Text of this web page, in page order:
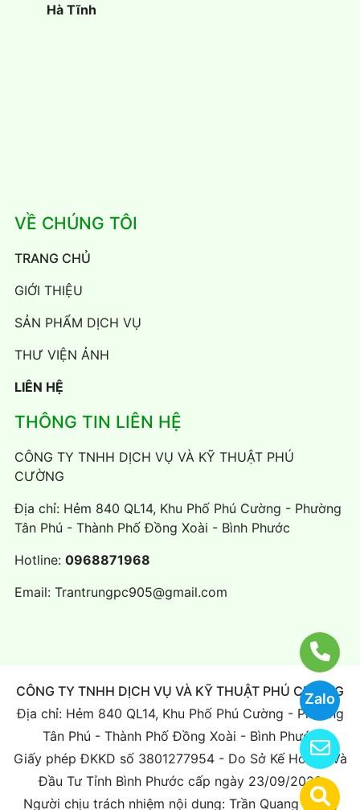
Zalo
Hà Tĩnh
VỀ CHÚNG TÔI
TRANG CHỦ
GIỚI THIỆU
SẢN PHẨM DỊCH VỤ
THƯ VIỆN ẢNH
LIÊN HỆ
THÔNG TIN LIÊN HỆ
CÔNG TY TNHH DỊCH VỤ VÀ KỸ THUẬT PHÚ
CƯỜNG
Địa chỉ: Hẻm 840 QL14, Khu Phố Phú Cường - Phường
Tân Phú - Thành Phố Đồng Xoài - Bình Phước
Hotline: 0968871968
Email: Trantrungpc905@gmail.com
CÔNG TY TNHH DỊCH VỤ VÀ KỸ THUẬT PHÚ CƯỜNG
Địa chỉ: Hẻm 840 QL14, Khu Phố Phú Cường - Phường
Tân Phú - Thành Phố Đồng Xoài - Bình Phước
Giấy phép ĐKKD số 3801277954 - Do Sở Kế Hoạch Và
Đầu Tư Tỉnh Bình Phước cấp ngày 23/09/2022
Người chịu trách nhiệm nội dung: Trần Quang Trung